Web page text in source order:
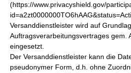
(https://www.privacyshield.gov/
Versanddienstleister wird auf
Auftragsverarbeitungsvertrages gem.
eingesetzt.
Der Versanddienstleister kann die
pseudonymer Form, d.h. ohne